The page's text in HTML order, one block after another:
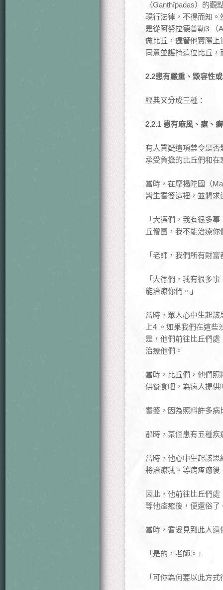
（Gaṇṭhīpadas）的
現行法律，不得而知
是從阿努拉德普勒3 （
做比丘，儘管他實際
同意並護持這位比丘
2.2患有嚴重、毀容性
經典又分成三種：
2.2.1 患有麻風、瘡、
有人質疑這項禁令是
承受負擔的比丘們和在
當時，在摩揭陀國（
醫生耆婆這裡，並懇
「大德們，我有很多
丘僧團，我不能治療你
「老師，我們所有財
「大德們，我有很多
能治療你們。」
當時，眾人心中生起
上4 。如果我們在這
是，他們前往比丘們
治療他們。
當時，比丘們，他們
供餐食吧，為病人提供
耆婆，因為照料許多
那時，某個患有五種
當時，他心中生起該
將治療我。等病痊癒後
因此，他前往比丘們
等他痊癒後，便還俗了
當時，耆婆見到此人
「是的，老師。」
「可你為何要以此方